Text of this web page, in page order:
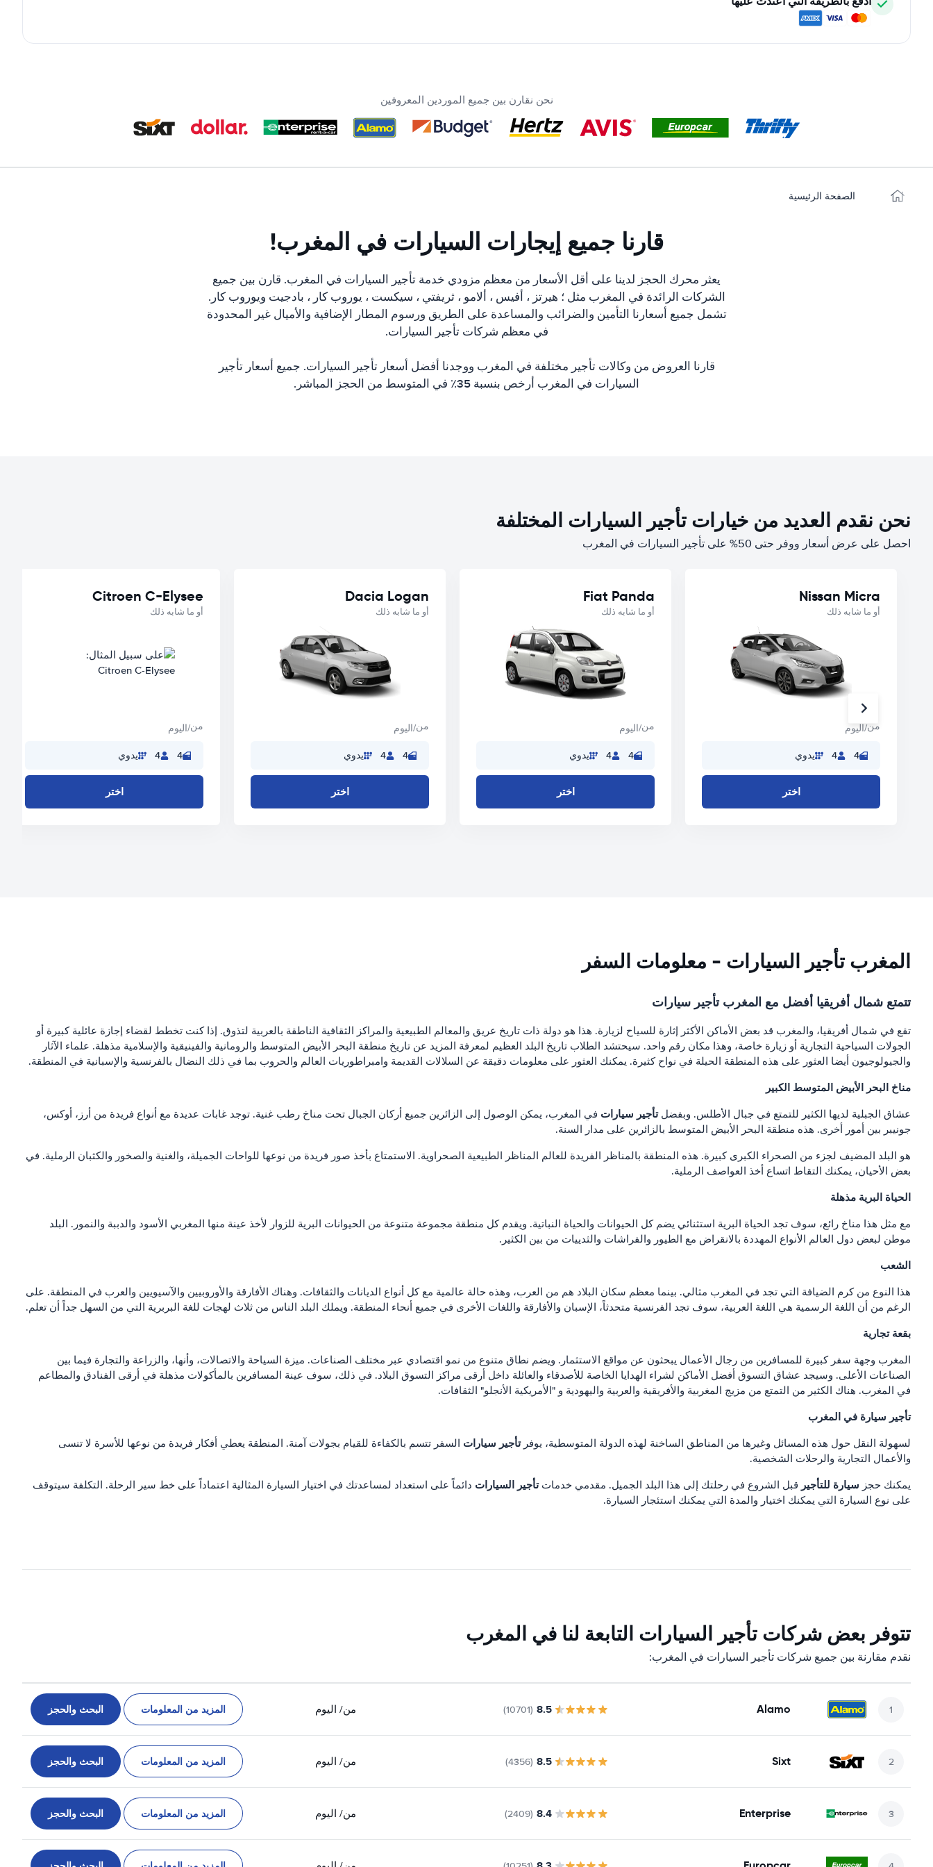
نحن نقارن بين جميع الموردين المعروفين
الصفحة الرئيسية
قارنا جميع إيجارات السيارات في المغرب!
يعثر محرك الحجز لدينا على أقل الأسعار من معظم مزودي خدمة تأجير السيارات في المغرب. قارن بين جميع
الشركات الرائدة في المغرب مثل ؛ هيرتز ، أفيس ، ألامو ، ثريفتي ، سيكست ، يوروب كار ، بادجيت ويوروب كار.
تشمل جميع أسعارنا التأمين والضرائب والمساعدة على الطريق ورسوم المطار الإضافية والأميال غير المحدودة
في معظم شركات تأجير السيارات.
قارنا العروض من وكالات تأجير مختلفة في المغرب ووجدنا أفضل أسعار تأجير السيارات. جميع أسعار تأجير
السيارات في المغرب أرخص بنسبة 35٪ في المتوسط من الحجز المباشر.
نحن نقدم العديد من خيارات تأجير السيارات المختلفة
احصل على عرض أسعار ووفر حتى 50% على تأجير السيارات في المغرب
Nissan Micra
أو ما شابه ذلك
من/اليوم
4
4 يدوي
اختر
Fiat Panda
أو ما شابه ذلك
من/اليوم
4
4 يدوي
اختر
Dacia Logan
أو ما شابه ذلك
من/اليوم
4
4 يدوي
اختر
Citroen C-Elysee
أو ما شابه ذلك
من/اليوم
4
4 يدوي
اختر
المغرب تأجير السيارات - معلومات السفر
تتمتع شمال أفريقيا أفضل مع المغرب تأجير سيارات
تقع في شمال أفريقيا، والمغرب قد بعض الأماكن الأكثر إثارة للسياح لزيارة. هذا هو دولة ذات تاريخ عريق والمعالم الطبيعية والمراكز الثقافية الناطقة بالعربية لتذوق. إذا كنت تخطط لقضاء إجازة عائلية كبيرة أو
الجولات السياحية التجارية أو زيارة خاصة، وهذا مكان رقم واحد. سيحتشد الطلاب تاريخ البلد العظيم لمعرفة المزيد عن تاريخ منطقة البحر الأبيض المتوسط والرومانية والفينيقية والإسلامية مذهلة. علماء الآثار
والجيولوجيون أيضا العثور على هذه المنطقة الحيلة في نواح كثيرة. يمكنك العثور على معلومات دقيقة عن السلالات القديمة وامبراطوريات العالم والحروب بما في ذلك النضال بالفرنسية والإسبانية في المنطقة.
مناخ البحر الأبيض المتوسط الكبير
عشاق الجبلية لديها الكثير للتمتع في جبال الأطلس. وبفضلتأجير سيارات في المغرب، يمكن الوصول إلى الزائرين جميع أركان الجبال تحت مناخ رطب غنية. توجد غابات عديدة مع أنواع فريدة من أرز، أوكس،
جونيبر بين أمور أخرى. هذه منطقة البحر الأبيض المتوسط بالزائرين على مدار السنة.
هو البلد المضيف لجزء من الصحراء الكبرى كبيرة. هذه المنطقة بالمناظر الفريدة للعالم المناظر الطبيعية الصحراوية. الاستمتاع بأخذ صور فريدة من نوعها للواحات الجميلة، والغنية والصخور والكثبان الرملية. في
بعض الأحيان، يمكنك التقاط اتساع أخذ العواصف الرملية.
الحياة البرية مذهلة
مع مثل هذا مناخ رائع، سوف تجد الحياة البرية استثنائي يضم كل الحيوانات والحياة النباتية. ويقدم كل منطقة مجموعة متنوعة من الحيوانات البرية للزوار لأخذ عينة منها المغربي الأسود والدببة والنمور. البلد
موطن لبعض دول العالم الأنواع المهددة بالانقراض مع الطيور والفراشات والثدييات من بين الكثير.
الشعب
هذا النوع من كرم الضيافة التي تجد في المغرب مثالي. بينما معظم سكان البلاد هم من العرب، وهذه حالة عالمية مع كل أنواع الديانات والثقافات. وهناك الأفارقة والأوروبيين والآسيويين والعرب في المنطقة. على
الرغم من أن اللغة الرسمية هي اللغة العربية، سوف تجد الفرنسية متحدثاً، الإسبان والأفارقة واللغات الأخرى في جميع أنحاء المنطقة. ويملك البلد الناس من ثلاث لهجات للغة البربرية التي من السهل جداً أن تعلم.
بقعة تجارية
المغرب وجهة سفر كبيرة للمسافرين من رجال الأعمال يبحثون عن مواقع الاستثمار. ويضم نطاق متنوع من نمو اقتصادي عبر مختلف الصناعات. ميزة السياحة والاتصالات، وأنها، والزراعة والتجارة فيما بين
الصناعات الأعلى. وسيجد عشاق التسوق أفضل الأماكن لشراء الهدايا الخاصة للأصدقاء والعائلة داخل أرقى مراكز التسوق البلاد. في ذلك، سوف عينة المسافرين بالمأكولات مذهلة في أرقى الفنادق والمطاعم
في المغرب. هناك الكثير من التمتع من مزيج المغربية والأفريقية والعربية واليهودية و "الأمريكية الأنجلو" الثقافات.
تأجير سيارة في المغرب
لسهولة النقل حول هذه المسائل وغيرها من المناطق الساخنة لهذه الدولة المتوسطية، يوفرتأجير سيارات السفر تتسم بالكفاءة للقيام بجولات آمنة. المنطقة يعطي أفكار فريدة من نوعها للأسرة لا تنسى
والأعمال التجارية والرحلات الشخصية.
يمكنك حجز سيارة للتأجير قبل الشروع في رحلتك إلى هذا البلد الجميل. مقدمي خدماتتأجير السيارات دائماً على استعداد لمساعدتك في اختيار السيارة المثالية اعتماداً على خط سير الرحلة. التكلفة سيتوقف
على نوع السيارة التي يمكنك اختيار والمدة التي يمكنك استئجار السيارة.
تتوفر بعض شركات تأجير السيارات التابعة لنا في المغرب
نقدم مقارنة بين جميع شركات تأجير السيارات في المغرب:
Alamo
8.5
(10701) من/ اليوم المزيد من المعلومات البحث والحجز
Sixt
8.5
(4356) من/ اليوم المزيد من المعلومات البحث والحجز
Enterprise
8.4
(2409) من/ اليوم المزيد من المعلومات البحث والحجز